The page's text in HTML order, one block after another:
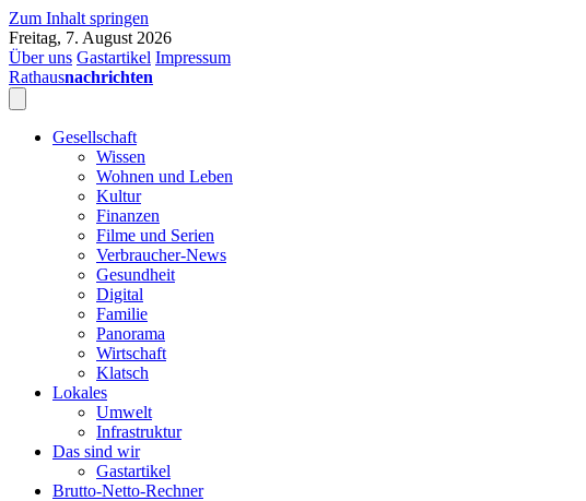
Zum Inhalt springen
Freitag, 7. August 2026
Über uns Gastartikel Impressum
Rathausnachrichten
Gesellschaft
Wissen
Wohnen und Leben
Kultur
Finanzen
Filme und Serien
Verbraucher-News
Gesundheit
Digital
Familie
Panorama
Wirtschaft
Klatsch
Lokales
Umwelt
Infrastruktur
Das sind wir
Gastartikel
Brutto-Netto-Rechner